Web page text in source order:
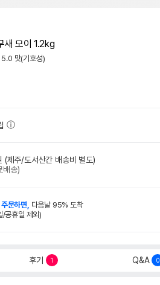
새 모이 1.2kg
5.0 맛(기호성)
(제주/도서산간 배송비 별도)
배송)
문하면, 다음날 95% 도착
/공휴일 제외)
후기 1 Q&A 0